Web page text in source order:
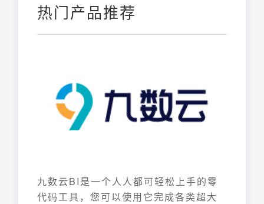
热门产品推荐
九数云BI是一个人人都可轻松上手的零
代码工具，您可以使用它完成各类超大